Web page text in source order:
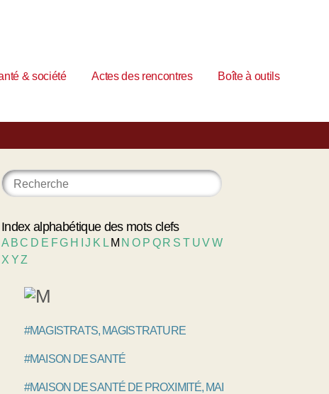
& société Actes des rencontres
Boîte à outils
Index alphabétique des mots clefs
A BC D E FG H IJ K L M NO P Q R S T UVW
X YZ
#MAGISTRATS, MAGISTRATURE
#MAISON DE SANTÉ
#MAISON DE SANTÉ DE PROXIMITÉ, MAISON DE SANTÉ